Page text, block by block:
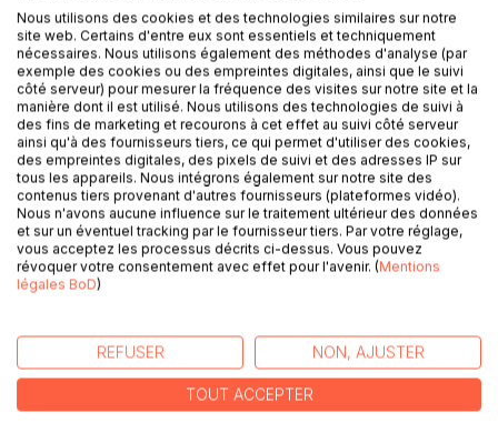
DESCRIPTION
Le Dr Sarrasin, paisible savant français, se trouve soudain à
la tête d'un fabuleux héritage : les cinq cents millions de la
Bégum Gokool. Mais le Pr Schultze revendique
vigoureusement sa part. Les deux hommes finissent par
s'entendre et partagent cette mirifique fortune. Tandis que
Herr Schultze a tenu des propos alarmants sur France-Ville
: " J'espère, a-t-il dit, que l'expérience que nous ferons sur
elle servira d'exemple au monde. "
Nous utilisons des cookies et des technologies similaires sur notre
site web. Certains d'entre eux sont essentiels et techniquement
nécessaires. Nous utilisons également des méthodes d'analyse (par
exemple des cookies ou des empreintes digitales, ainsi que le suivi
côté serveur) pour mesurer la fréquence des visites sur notre site et la
manière dont il est utilisé. Nous utilisons des technologies de suivi à
des fins de marketing et recourons à cet effet au suivi côté serveur
ainsi qu'à des fournisseurs tiers, ce qui permet d'utiliser des cookies,
des empreintes digitales, des pixels de suivi et des adresses IP sur
tous les appareils. Nous intégrons également sur notre site des
contenus tiers provenant d'autres fournisseurs (plateformes vidéo).
Nous n'avons aucune influence sur le traitement ultérieur des données
et sur un éventuel tracking par le fournisseur tiers. Par votre réglage,
vous acceptez les processus décrits ci-dessus. Vous pouvez
révoquer votre consentement avec effet pour l'avenir. (Mentions
légales BoD)
REFUSER NON, AJUSTER
TOUT ACCEPTER